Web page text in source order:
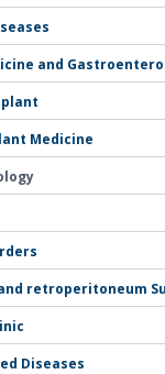
and
Medicine
retroperitoneum
Diseases